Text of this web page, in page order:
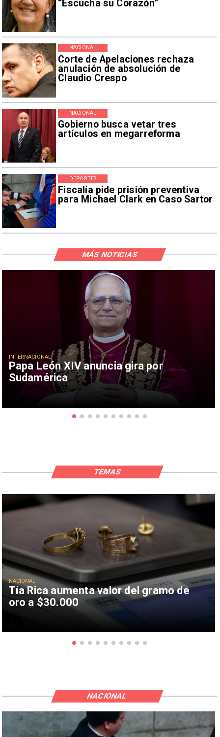
“Escucha su Corazón”
Corte de Apelaciones rechaza
anulación de absolución de
Claudio Crespo
NACIONAL
Gobierno busca vetar tres
artículos en megarreforma
NACIONAL
Fiscalía pide prisión preventiva
para Michael Clark en Caso Sartor
DEPORTES
Papa León XIV anuncia gira por
Sudamérica
INTERNACIONAL
MÁS NOTICIAS
Tía Rica aumenta valor del gramo de
oro a $30.000
NACIONAL
TEMAS
NACIONAL